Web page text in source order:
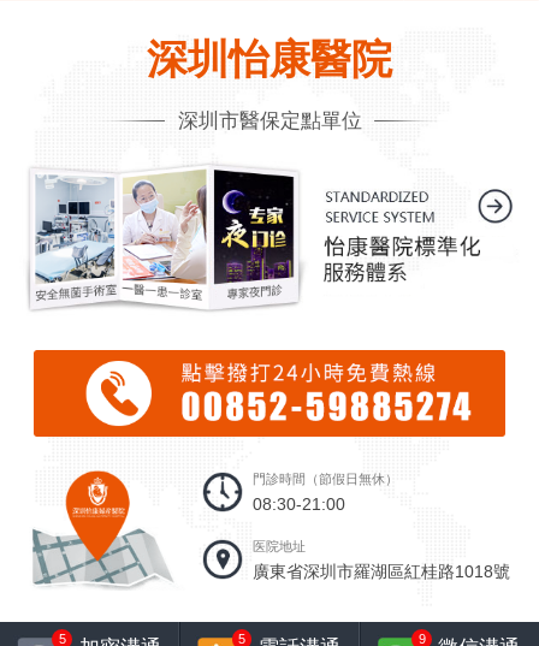
深圳怡康醫院
深圳市醫保定點單位
門診時間（節假日無休）
08:30-21:00
医院地址
廣東省深圳市羅湖區紅桂路1018號
5 5 9